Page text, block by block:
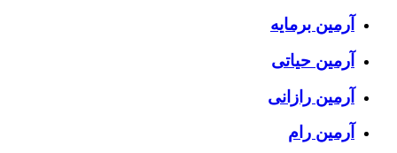
آرمین برمایه
آرمین حیاتی
آرمین رازانی
آرمین رام